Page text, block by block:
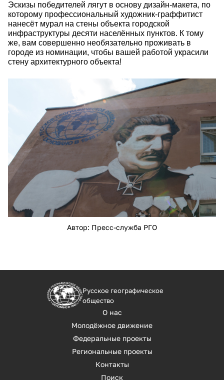
Эскизы победителей лягут в основу дизайн-макета, по
которому профессиональный художник-граффитист
нанесёт мурал на стены объекта городской
инфраструктуры десяти населённых пунктов. К тому
же, вам совершенно необязательно проживать в
городе из номинации, чтобы вашей работой украсили
стену архитектурного объекта!
Автор: Пресс-служба РГО
Русское географическое
общество
О нас
Молодёжное движение
Федеральные проекты
Региональные проекты
Контакты
Поиск